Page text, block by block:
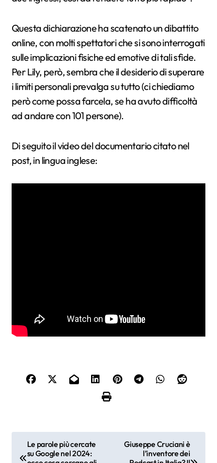
Questa dichiarazione ha scatenato un dibattito
online, con molti spettatori che si sono interrogati
sulle implicazioni fisiche ed emotive di tali sfide.
Per Lily, però, sembra che il desiderio di superare
i limiti personali prevalga su tutto (ci chiediamo
però come possa farcela, se ha avuto difficoltà
ad andare con 101 persone).
Di seguito il video del documentario citato nel
post, in lingua inglese:
Le parole più cercate
su Google nel 2024:
Giuseppe Cruciani è
l’inventore dei